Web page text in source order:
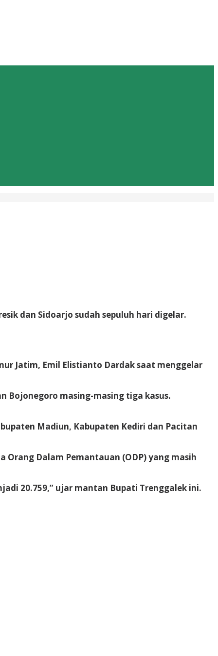
dan Sidoarjo sudah sepuluh hari digelar.
Jatim, Emil Elistianto Dardak saat menggelar
Bojonegoro masing-masing tiga kasus.
Madiun, Kabupaten Kediri dan Pacitan
Orang Dalam Pemantauan (ODP) yang masih
20.759,” ujar mantan Bupati Trenggalek ini.